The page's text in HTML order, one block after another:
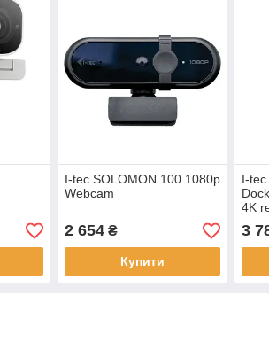
I-tec SOLOMON 100 1080p
Webcam
2 654₴
Купити
I-
4K
PD
3